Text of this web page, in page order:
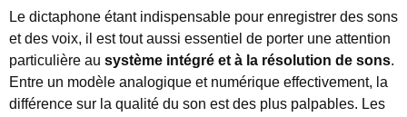
Le dictaphone étant indispensable pour enregistrer des sons
et des voix, il est tout aussi essentiel de porter une attention
particulière au système intégré et à la résolution de sons.
Entre un modèle analogique et numérique effectivement, la
différence sur la qualité du son est des plus palpables. Les